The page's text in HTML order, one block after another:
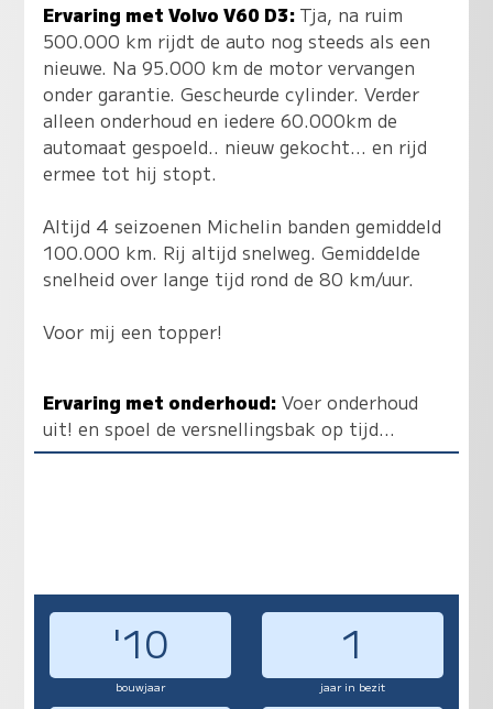
Ervaring met Volvo V60 D3: Tja, na ruim
500.000 km rijdt de auto nog steeds als een
nieuwe. Na 95.000 km de motor vervangen
onder garantie. Gescheurde cylinder. Verder
alleen onderhoud en iedere 60.000km de
automaat gespoeld.. nieuw gekocht... en rijd
ermee tot hij stopt.
Altijd 4 seizoenen Michelin banden gemiddeld
100.000 km. Rij altijd snelweg. Gemiddelde
snelheid over lange tijd rond de 80 km/uur.
Voor mij een topper!
Ervaring met onderhoud: Voer onderhoud
uit! en spoel de versnellingsbak op tijd...
'10 1
bouwjaar jaar in bezit